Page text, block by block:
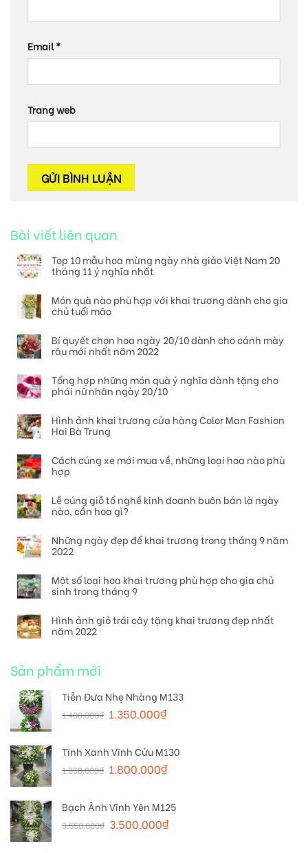
Email*
Trang web
Bài viết liên quan
Top 10 mẫu hoa mừng ngày nhà giáo Việt Nam 20
tháng 11 ý nghĩa nhất
Món quà nào phù hợp với khai trương dành cho gia
chủ tuổi mão
Bí quyết chọn hoa ngày 20/10 dành cho cánh mày
râu mới nhất năm 2022
Tổng hợp những món quà ý nghĩa dành tặng cho
phái nữ nhân ngày 20/10
Hình ảnh khai trương cửa hàng Color Man Fashion
Hai Bà Trưng
Cách cúng xe mới mua về, những loại hoa nào phù
hợp
Lễ cúng giỗ tổ nghề kinh doanh buôn bán là ngày
nào, cần hoa gì?
Những ngày đẹp để khai trương trong tháng 9 năm
2022
Một số loại hoa khai trương phù hợp cho gia chủ
sinh trong tháng 9
Hình ảnh giỏ trái cây tặng khai trương đẹp nhất
năm 2022
Sản phẩm mới
Tiễn Đưa Nhẹ Nhàng M133
1.400.000₫ 1.350.000₫
Tĩnh Xanh Vĩnh Cửu M130
1.850.000₫ 1.800.000₫
Bạch Ảnh Vĩnh Yên M125
3.550.000₫ 3.500.000₫